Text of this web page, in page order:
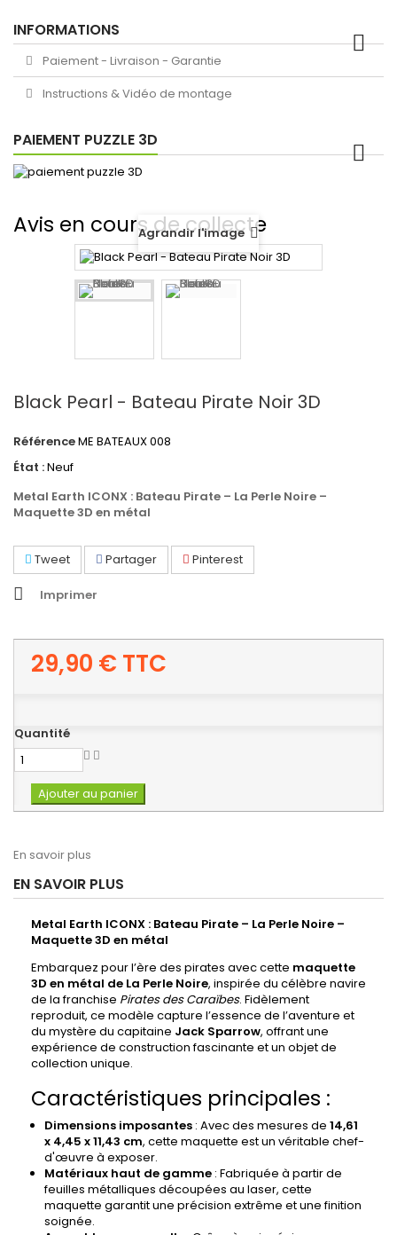
INFORMATIONS
Paiement - Livraison - Garantie
Instructions & Vidéo de montage
PAIEMENT PUZZLE 3D
Avis en cours de collecte
Agrandir l'image
Black Pearl - Bateau Pirate Noir 3D
RéférenceME BATEAUX 008
État :Neuf
Metal Earth ICONX : Bateau Pirate – La Perle Noire –
Maquette 3D en métal
Tweet Partager Pinterest
Imprimer
29,90 € TTC
Quantité
Ajouter au panier
En savoir plus
EN SAVOIR PLUS
Metal Earth ICONX : Bateau Pirate – La Perle Noire –
Maquette 3D en métal
Embarquez pour l’ère des pirates avec cette maquette
3D en métal de La Perle Noire, inspirée du célèbre navire
de la franchise Pirates des Caraïbes. Fidèlement
reproduit, ce modèle capture l’essence de l’aventure et
du mystère du capitaine Jack Sparrow, offrant une
expérience de construction fascinante et un objet de
collection unique.
Caractéristiques principales :
Dimensions imposantes : Avec des mesures de 14,61
x 4,45 x 11,43 cm, cette maquette est un véritable chef-
d'œuvre à exposer.
Matériaux haut de gamme : Fabriquée à partir de
feuilles métalliques découpées au laser, cette
maquette garantit une précision extrême et une finition
soignée.